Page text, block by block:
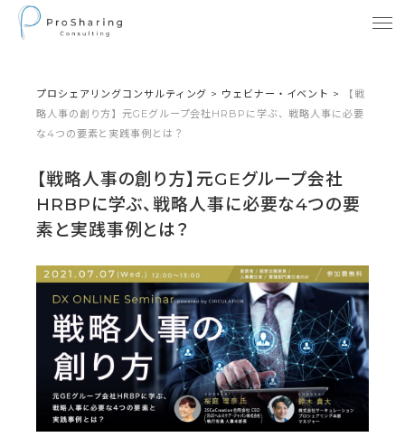
プロシェアリングコンサルティング > ウェビナー・イベント >
【戦
略人事の創り方】元GEグループ会社HRBPに学ぶ、戦略人事に必要
な4つの要素と実践事例とは？
【戦略人事の創り方】元GEグループ会社
HRBPに学ぶ、戦略人事に必要な4つの要
素と実践事例とは？